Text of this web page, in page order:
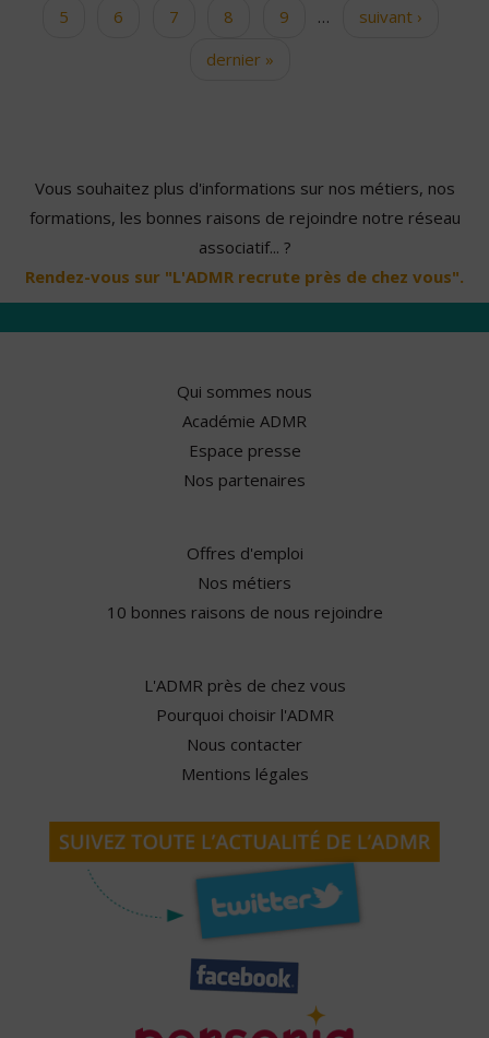
5
6 7 8 9 …
suivant ›
dernier »
Vous souhaitez plus d'informations sur nos métiers, nos
formations, les bonnes raisons de rejoindre notre réseau
associatif... ?
Rendez-vous sur "L'ADMR recrute près de chez vous".
Qui sommes nous
Académie ADMR
Espace presse
Nos partenaires
Offres d'emploi
Nos métiers
10 bonnes raisons de nous rejoindre
L'ADMR près de chez vous
Pourquoi choisir l'ADMR
Nous contacter
Mentions légales